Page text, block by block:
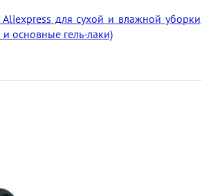
для сухой и влажной уборки
основные гель-лаки)